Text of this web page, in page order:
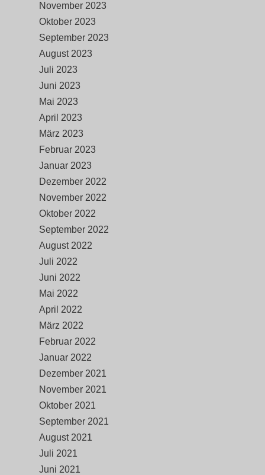
November 2023
Oktober 2023
September 2023
August 2023
Juli 2023
Juni 2023
Mai 2023
April 2023
März 2023
Februar 2023
Januar 2023
Dezember 2022
November 2022
Oktober 2022
September 2022
August 2022
Juli 2022
Juni 2022
Mai 2022
April 2022
März 2022
Februar 2022
Januar 2022
Dezember 2021
November 2021
Oktober 2021
September 2021
August 2021
Juli 2021
Juni 2021